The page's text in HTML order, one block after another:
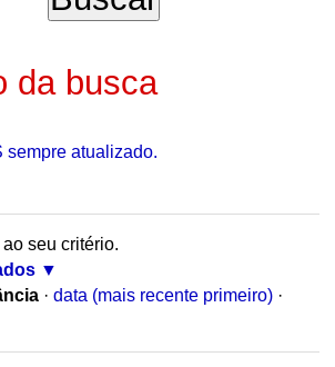
da busca
sempre atualizado.
seu critério.
· data (mais recente primeiro) ·